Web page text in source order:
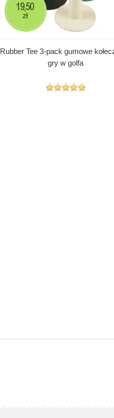
Rubber Tee 3-pack gumowe
gry w golfa
19,50
zł